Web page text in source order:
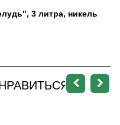
3 литра, никель